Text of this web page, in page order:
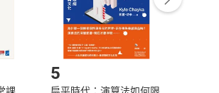
書
課
5
扁平時代：演算法如何限